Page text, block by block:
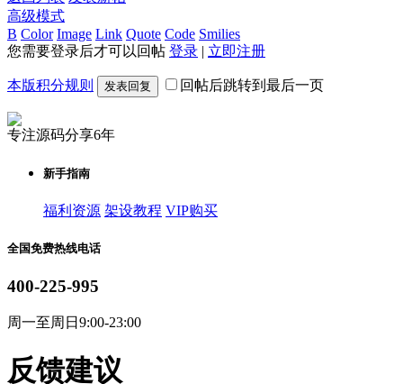
高级模式
B Color Image Link Quote Code Smilies
您需要登录后才可以回帖 登录 | 立即注册
本版积分规则 发表回复 回帖后跳转到最后一页
专注源码分享6年
新手指南
福利资源 架设教程 VIP购买
全国免费热线电话
400-225-995
周一至周日9:00-23:00
反馈建议